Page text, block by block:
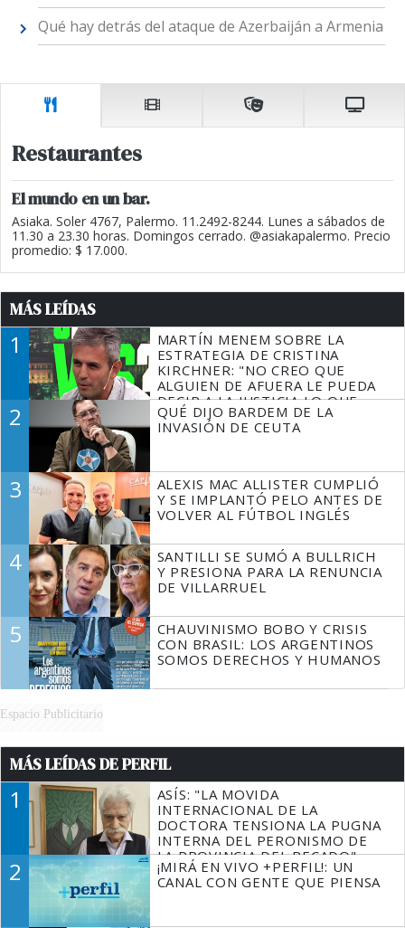
Qué hay detrás del ataque de Azerbaiján a Armenia
Restaurantes
El mundo en un bar.
Asiaka. Soler 4767, Palermo. 11.2492-8244. Lunes a sábados de
11.30 a 23.30 horas. Domingos cerrado. @asiakapalermo. Precio
promedio: $ 17.000.
MÁS LEÍDAS
1
MARTÍN MENEM SOBRE LA
ESTRATEGIA DE CRISTINA
KIRCHNER: "NO CREO QUE
ALGUIEN DE AFUERA LE PUEDA
DECIR A LA JUSTICIA LO QUE
TIENE QUE HACER"
2
QUÉ DIJO BARDEM DE LA
INVASIÓN DE CEUTA
3
ALEXIS MAC ALLISTER CUMPLIÓ
Y SE IMPLANTÓ PELO ANTES DE
VOLVER AL FÚTBOL INGLÉS
4
SANTILLI SE SUMÓ A BULLRICH
Y PRESIONA PARA LA RENUNCIA
DE VILLARRUEL
5
CHAUVINISMO BOBO Y CRISIS
CON BRASIL: LOS ARGENTINOS
SOMOS DERECHOS Y HUMANOS
Espacio Publicitario
MÁS LEÍDAS DE PERFIL
1
ASÍS: "LA MOVIDA
INTERNACIONAL DE LA
DOCTORA TENSIONA LA PUGNA
INTERNA DEL PERONISMO DE
LA PROVINCIA DEL PECADO"
2
¡MIRÁ EN VIVO +PERFIL!: UN
CANAL CON GENTE QUE PIENSA